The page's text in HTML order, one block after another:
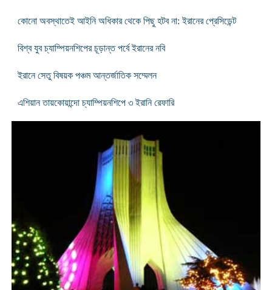
কোনো অবস্থাতেই আইনি অধিকার থেকে পিছু হটব না: ইরানের প্রেসিডেন্ট
বিশ্ব যুব চ্যাম্পিয়নশিপের চূড়ান্ত পর্বে ইরানের নবি
ইরানে সেতু বিষয়ক পঞ্চম আন্তর্জাতিক সম্মেলন
এশিয়ান তায়কোয়ান্দো চ্যাম্পিয়নশিপে ৩ ইরানি রেফারি